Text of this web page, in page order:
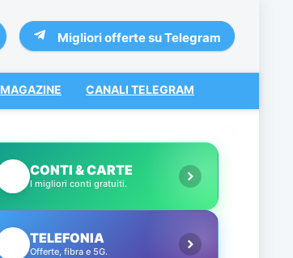
Migliori offerte su Telegram
MAGAZINE CANALI TELEGRAM
CONTI & CARTE
I migliori conti gratuiti.
TELEFONIA
Offerte, fibra e 5G.